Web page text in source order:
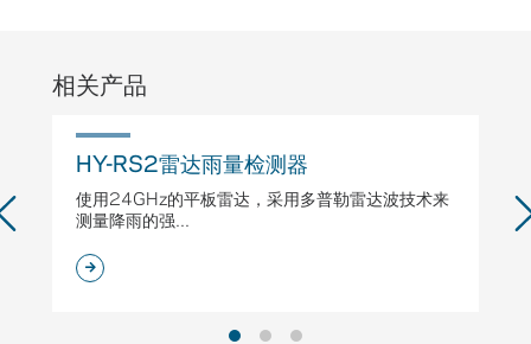
相关产品
HY-RS2雷达雨量检测器
使用24GHz的平板雷达，采用多普勒雷达波技术来
测量降雨的强...